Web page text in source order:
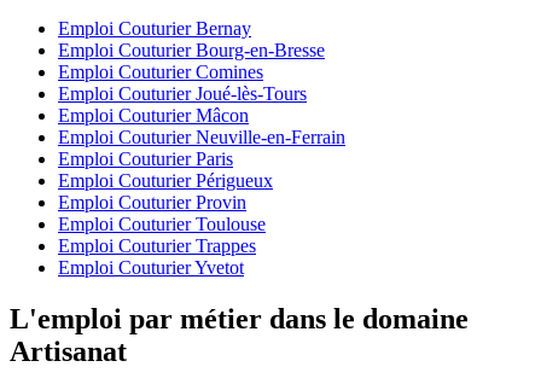
Emploi Couturier Bernay
Emploi Couturier Bourg-en-Bresse
Emploi Couturier Comines
Emploi Couturier Joué-lès-Tours
Emploi Couturier Mâcon
Emploi Couturier Neuville-en-Ferrain
Emploi Couturier Paris
Emploi Couturier Périgueux
Emploi Couturier Provin
Emploi Couturier Toulouse
Emploi Couturier Trappes
Emploi Couturier Yvetot
L'emploi par métier dans le domaine
Artisanat